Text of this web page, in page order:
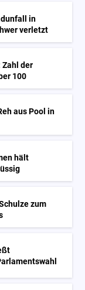
in
verletzt
Zahl der
100
aus Pool in
hält
zum